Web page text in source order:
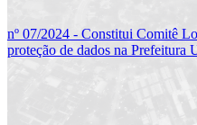
nº 07/2024 - Constitui Comitê
proteção de dados na Prefeitura